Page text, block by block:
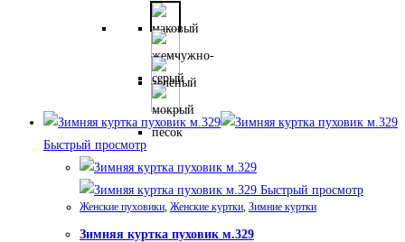
имеет
несколько
вариаций.
Опции
можно
на
странице
товара.
Быстрый просмотр
Быстрый просмотр
Женские пуховики, Женские куртки, Зимние куртки
Зимняя куртка пуховик м.329